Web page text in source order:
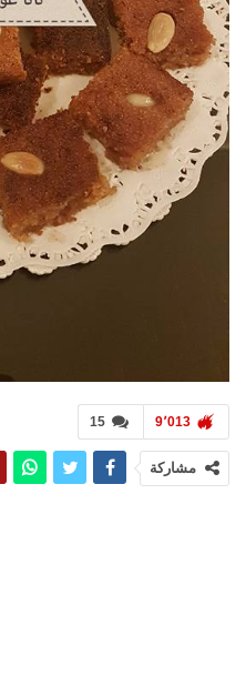
15 9٬013
مشاركة